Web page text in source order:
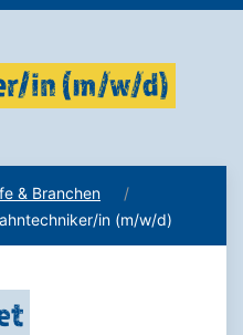
in (m/w/d)
& Branchen
in (m/w/d)